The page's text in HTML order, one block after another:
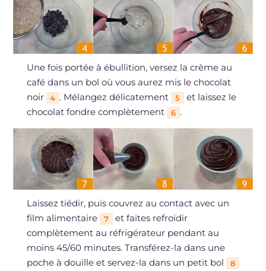
Une fois portée à ébullition, versez la crème au
café dans un bol où vous aurez mis le chocolat
noir
4 . Mélangez délicatement 5
et laissez le
chocolat fondre complètement
6 .
Laissez tiédir, puis couvrez au contact avec un
film alimentaire
7
et faites refroidir
complètement au réfrigérateur pendant au
moins 45/60 minutes. Transférez-la dans une
poche à douille et servez-la dans un petit bol
8